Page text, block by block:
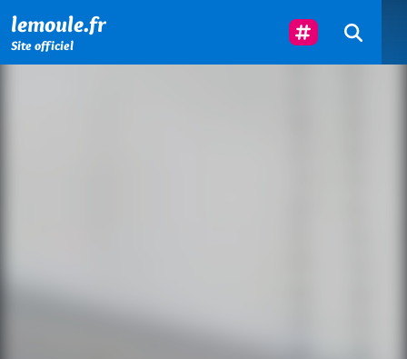
lemoule.fr
Site officiel
Suivez-Nous